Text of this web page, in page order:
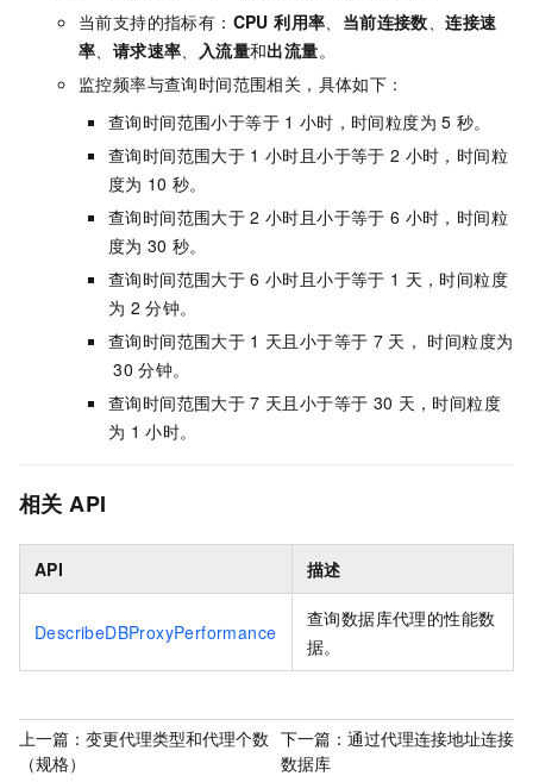
当前支持的指标有： CPU 利用率、 当前连接数、连接速
率、 请求速率、 入流量和出流量。
监控频率与查询时间范围相关，具体如下：
查询时间范围小于等于 1 小时，时间粒度为 5 秒。
查询时间范围大于 1 小时且小于等于 2 小时，时间粒
度为 10 秒。
查询时间范围大于 2 小时且小于等于 6 小时，时间粒
度为 30 秒。
查询时间范围大于 6 小时且小于等于 1 天，时间粒度
为 2 分钟。
查询时间范围大于 1 天且小于等于 7 天， 时间粒度为
30 分钟。
查询时间范围大于 7 天且小于等于 30 天，时间粒度
为 1 小时。
相关 API
API 描述
DescribeDBProxyPerformance
查询数据库代理的性能数
据。
上一篇： 变更代理类型和代理个数
（规格）
下一篇： 通过代理连接地址连接
数据库